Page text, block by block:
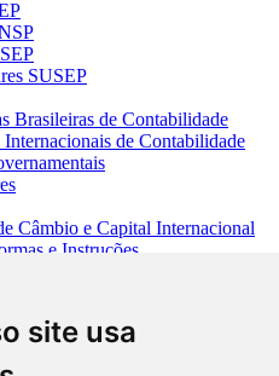
site usa
SUSEP
Brasileiras de Contabilidade
de Contabilidade
Câmbio e Capital Internacional
e Instruções
e Valores Mobiliários
Rural
do SFN
Bancária
Documentos